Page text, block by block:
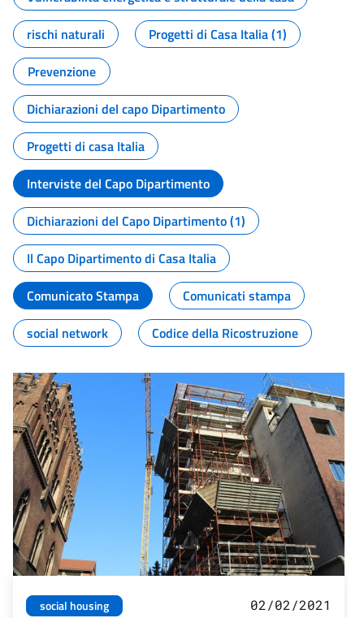
rischi naturali
Progetti di Casa Italia (1)
Prevenzione
Dichiarazioni del capo Dipartimento
Progetti di casa Italia
Interviste del Capo Dipartimento
Dichiarazioni del Capo Dipartimento (1)
Il Capo Dipartimento di Casa Italia
Comunicato Stampa
Comunicati stampa
social network
Codice della Ricostruzione
social housing 02/02/2021